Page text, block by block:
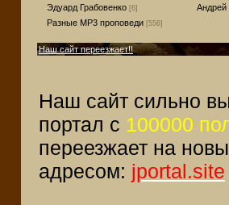
Эдуард Грабовенко [6]
Разные MP3 проповеди [556]
Наш сайт переезжает!!
Наш сайт сильно
портал с 100000
переезжает на
адресом: jportal.site